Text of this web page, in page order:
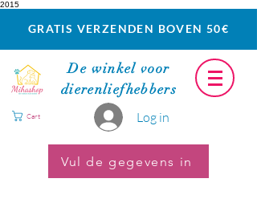
2015
GRATIS VERZENDEN BOVEN 50€
De winkel voor
dierenliefhebbers
Log in
Cart
Vul de gegevens in